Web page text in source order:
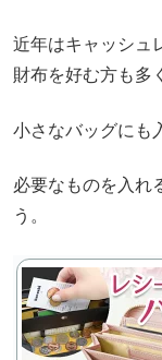
近年はキャッシュ
財布を好む方も多
小さなバッグにも
必要なものを入れ
う。